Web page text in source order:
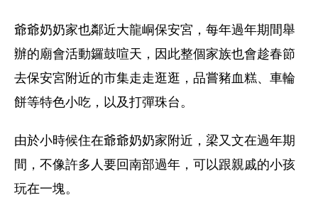
爺爺奶奶家也鄰近大龍峒保安宮，每年過年期間舉
辦的廟會活動鑼鼓喧天，因此整個家族也會趁春節
去保安宮附近的市集走走逛逛，品嘗豬血糕、車輪
餅等特色小吃，以及打彈珠台。
由於小時候住在爺爺奶奶家附近，梁又文在過年期
間，不像許多人要回南部過年，可以跟親戚的小孩
玩在一塊。